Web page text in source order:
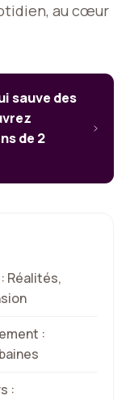
au cœur
sauve des
de 2
Réalités,
:
: